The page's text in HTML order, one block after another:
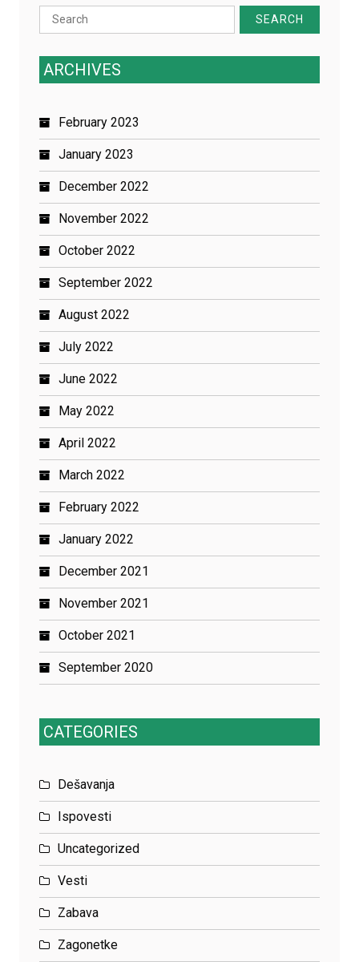
Search
for:
ARCHIVES
February 2023
January 2023
December 2022
November 2022
October 2022
September 2022
August 2022
July 2022
June 2022
May 2022
April 2022
March 2022
February 2022
January 2022
December 2021
November 2021
October 2021
September 2020
CATEGORIES
Dešavanja
Ispovesti
Uncategorized
Vesti
Zabava
Zagonetke